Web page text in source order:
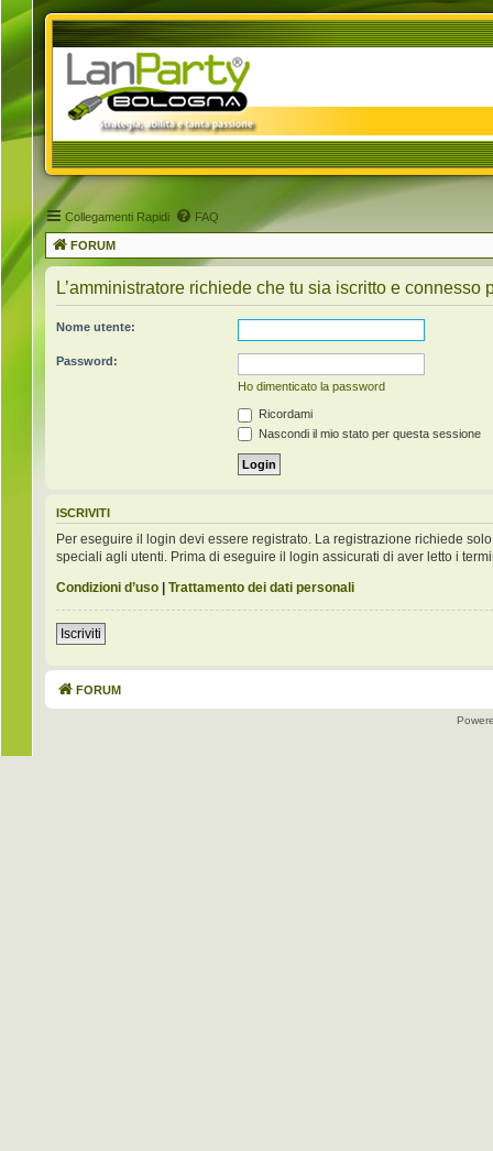
Collegamenti Rapidi FAQ
FORUM
L’amministratore richiede che tu sia iscritto e connesso
Nome utente:
Password:
Ho dimenticato la password
Ricordami
Nascondi il mio stato per questa sessione
ISCRIVITI
Per eseguire il login devi essere registrato. La registrazione richiede
speciali agli utenti. Prima di eseguire il login assicurati di aver letto i
Condizioni d’uso | Trattamento dei dati personali
Iscriviti
FORUM